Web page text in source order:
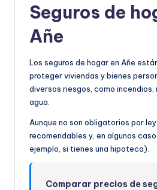
Seguros de
Añe
Los seguros de hogar en Añe
proteger viviendas y bienes
diversos riesgos, como incendios,
agua.
Aunque no son obligatorios por
recomendables y, en algunos
ejemplo, si tienes una hipoteca).
Comparar precios de